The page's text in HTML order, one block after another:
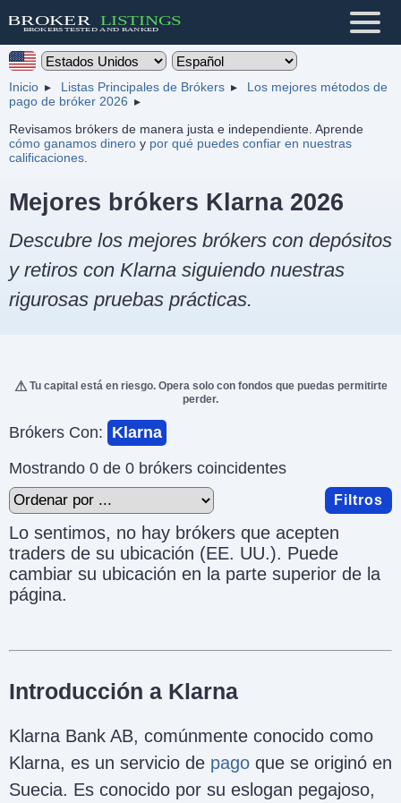
Inicio Listas Principales de Brókers
Los mejores métodos de
pago de bróker 2026
Revisamos brókers de manera justa e independiente. Aprende
cómo ganamos dinero y por qué puedes confiar en nuestras
calificaciones
Mejores brókers Klarna 2026
Descubre los mejores brókers con depósitos
y retiros con Klarna siguiendo nuestras
rigurosas pruebas prácticas.
Tu capital está en riesgo. Opera solo con fondos que puedas permitirte
perder.
Brókers Con: Klarna
Mostrando 0 de 0 brókers coincidentes
Filtros
Lo sentimos, no hay brókers que acepten
traders de su ubicación (EE. UU.). Puede
cambiar su ubicación en la parte superior de la
página.
Introducción a Klarna
Klarna Bank AB, comúnmente conocido como
Klarna, es un servicio de pago que se originó en
Suecia. Es conocido por su eslogan pegajoso,